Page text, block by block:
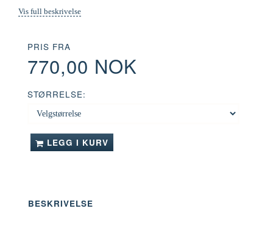
Vis full beskrivelse
PRIS FRA
770,00 NOK
STØRRELSE:
LEGG I KURV
BESKRIVELSE